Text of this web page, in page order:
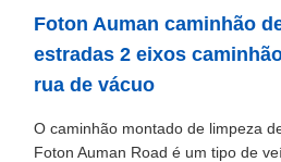
Foton Auman caminhão
estradas 2 eixos
rua de vácuo
O caminhão montado de limpeza
Foton Auman Road é um tipo de